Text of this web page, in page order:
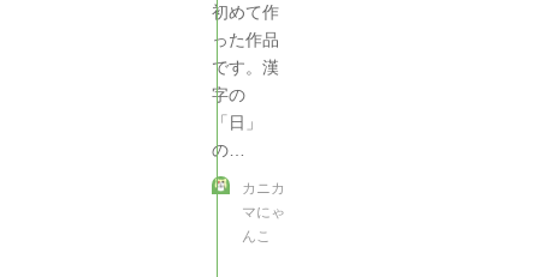
初めて作
った作品
です。漢
字の
「日」
の…
カニカ
マにゃ
んこ